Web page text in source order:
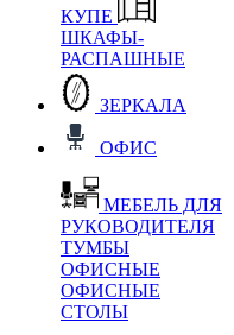
КУПЕ
ШКАФЫ-
РАСПАШНЫЕ
ЗЕРКАЛА
ОФИС
МЕБЕЛЬ ДЛЯ
РУКОВОДИТЕЛЯ
ТУМБЫ
ОФИСНЫЕ
ОФИСНЫЕ
СТОЛЫ